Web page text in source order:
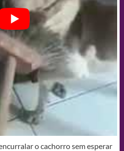
o cachorro sem esperar